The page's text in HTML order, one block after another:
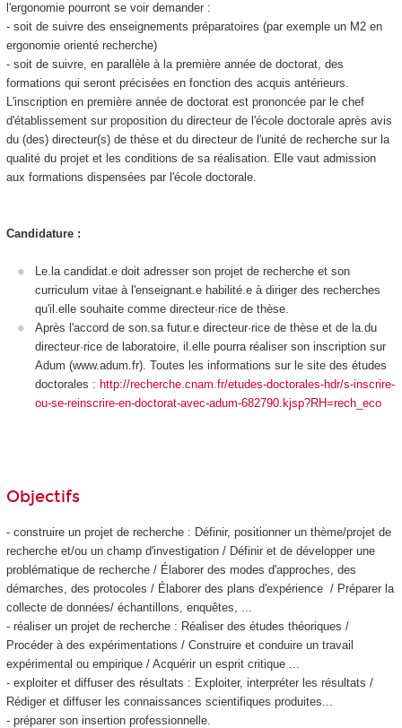
l'ergonomie pourront se voir demander :
- soit de suivre des enseignements préparatoires (par exemple un M2 en
ergonomie orienté recherche)
- soit de suivre, en parallèle à la première année de doctorat, des
formations qui seront précisées en fonction des acquis antérieurs.
L'inscription en première année de doctorat est prononcée par le chef
d'établissement sur proposition du directeur de l'école doctorale après avis
du (des) directeur(s) de thèse et du directeur de l'unité de recherche sur la
qualité du projet et les conditions de sa réalisation. Elle vaut admission
aux formations dispensées par l'école doctorale.
Candidature :
Le.la candidat.e doit adresser son projet de recherche et son
curriculum vitae à l'enseignant.e habilité.e à diriger des recherches
qu'il.elle souhaite comme directeur·rice de thèse.
Après l'accord de son.sa futur.e directeur·rice de thèse et de la.du
directeur·rice de laboratoire, il.elle pourra réaliser son inscription sur
Adum (www.adum.fr). Toutes les informations sur le site des études
doctorales : http://recherche.cnam.fr/etudes-doctorales-hdr/s-inscrire-
ou-se-reinscrire-en-doctorat-avec-adum-682790.kjsp?RH=rech_eco
Objectifs
- construire un projet de recherche : Définir, positionner un thème/projet de
recherche et/ou un champ d'investigation / Définir et de développer une
problématique de recherche / Élaborer des modes d'approches, des
démarches, des protocoles / Élaborer des plans d'expérience / Préparer la
collecte de données/ échantillons, enquêtes, ...
- réaliser un projet de recherche : Réaliser des études théoriques /
Procéder à des expérimentations / Construire et conduire un travail
expérimental ou empirique / Acquérir un esprit critique ...
- exploiter et diffuser des résultats : Exploiter, interpréter les résultats /
Rédiger et diffuser les connaissances scientifiques produites...
- préparer son insertion professionnelle.